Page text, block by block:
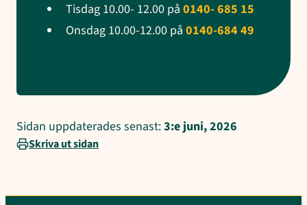
Tisdag 10.00- 12.00 på 0140- 685 15
Onsdag 10.00-12.00 på 0140-684 49
Sidan uppdaterades senast:3:e juni, 2026
Skriva ut sidan